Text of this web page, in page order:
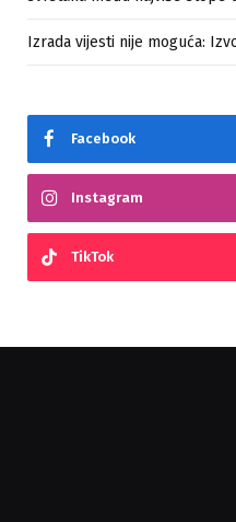
Izrada vijesti nije moguća:
Facebook
Instagram
TikTok